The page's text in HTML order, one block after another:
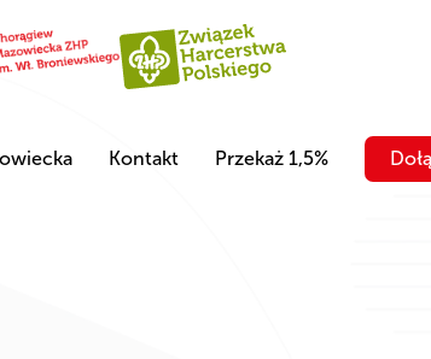
Kontakt Przekaż 1,5%